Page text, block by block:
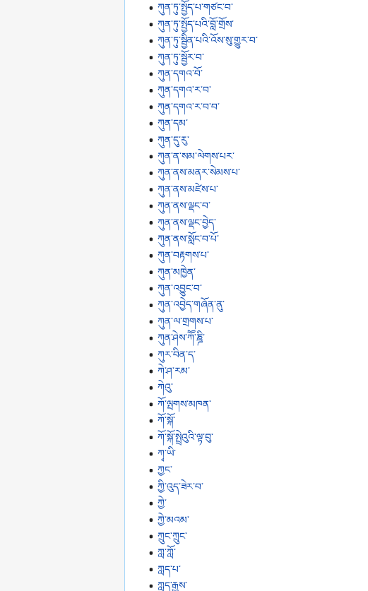
ཀུན་ཏུ་སྤྱོད་པ་གཙང་བ་
ཀུན་ཏུ་སྤྱོད་པའི་བློ་གྲོས་
ཀུན་ཏུ་སྦྱིན་པའི་འོས་སུ་གྱུར་བ་
ཀུན་ཏུ་སྦྱོར་བ་
ཀུན་དགའ་བོ་
ཀུན་དགའ་ར་བ་
ཀུན་དགའ་ར་བ་བ་
ཀུན་དམ་
ཀུན་དུ་རུ་
ཀུན་ན་སམ་ལེགས་པར་
ཀུན་ནས་མནར་སེམས་པ་
ཀུན་ནས་མཛེས་པ་
ཀུན་ནས་ལྡང་བ་
ཀུན་ནས་ལྡང་བྱེད་
ཀུན་ནས་སློང་བ་པོ་
ཀུན་བརྟགས་པ་
ཀུན་མཁྱེན་
ཀུན་འབྱུང་བ་
ཀུན་འབྱེད་གཞོན་ནུ་
ཀུན་ལ་གྲགས་པ་
ཀུན་ཤེས་ཀཽ་ཎྜི་
ཀུར་བིན་ད་
ཀེ་ཤ་རམ་
ཀེའུ་
ཀོ་ལྤགས་མཁན་
ཀོ་སྐོ་
ཀོ་སྐོ་སྤྲེའུའི་ལྟ་བུ་
ཀྭ་ཡི་
ཀྱང་
ཀྱི་འུད་ཟེར་བ་
ཀྱེ་
ཀྱེ་མའམ་
ཀྲུང་ཀྲུང་
ཀླ་ཀློ་
ཀླད་པ་
ཀླད་རྒྱས་